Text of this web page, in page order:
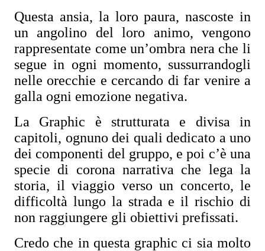
Questa ansia, la loro paura, nascoste in
un angolino del loro animo, vengono
rappresentate come un’ombra nera che li
segue in ogni momento, sussurrandogli
nelle orecchie e cercando di far venire a
galla ogni emozione negativa.
La Graphic è strutturata e divisa in
capitoli, ognuno dei quali dedicato a uno
dei componenti del gruppo, e poi c’è una
specie di corona narrativa che lega la
storia, il viaggio verso un concerto, le
difficoltà lungo la strada e il rischio di
non raggiungere gli obiettivi prefissati.
Credo che in questa graphic ci sia molto